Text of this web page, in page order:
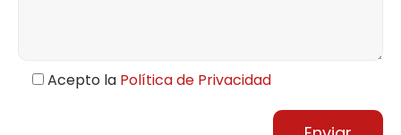
Acepto la Política de Privacidad